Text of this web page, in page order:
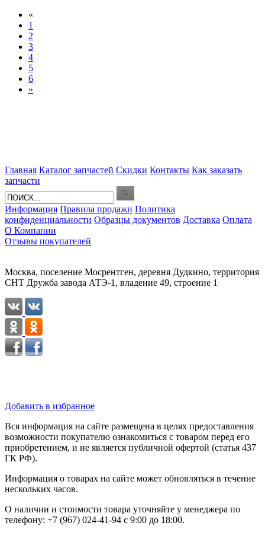
«
1
2
3
4
5
6
»
Главная Каталог запчастей Скидки Контакты Как заказать
запчасти
Информация Правила продажи Политика
конфиденциальности Образцы документов Доставка Оплата
О Компании
Отзывы покупателей
Москва, поселение Мосрентген, деревня Дудкино, территория
СНТ Дружба завода АТЭ-1, владение 49, строение 1
Добавить в избранное
Вся информация на сайте размещена в целях предоставления
возможности покупателю ознакомиться с товаром перед его
приобретением, и не является публичной офертой (статья 437
ГК РФ).
Информация о товарах на сайте может обновляться в течение
нескольких часов.
О наличии и стоимости товара уточняйте у менеджера по
телефону: +7 (967) 024-41-94 с 9:00 до 18:00.